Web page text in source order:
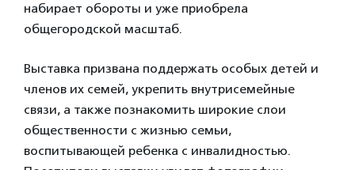
набирает обороты и уже приобрела
общегородской масштаб.
Выставка призвана поддержать особых детей и
членов их семей, укрепить внутрисемейные
связи, а также познакомить широкие слои
общественности с жизнью семьи,
воспитывающей ребенка с инвалидностью.